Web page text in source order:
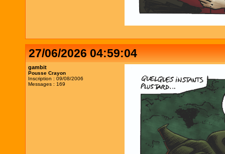
27/06/2026 04:59:04
gambit
Pousse Crayon
Inscription : 09/08/2006
Messages : 169